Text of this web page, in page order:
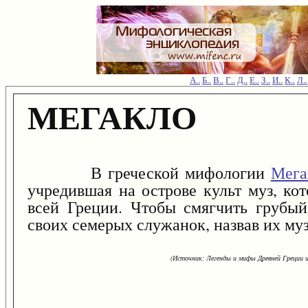
А..Б..В..Г..Д..Е..З..И..К..Л..
МЕГАКЛО
В греческой мифологии
учредившая на острове культ муз,
всей Греции. Чтобы смягчить
своих семерых служанок, назвав их
(Источник: Легенды и мифы Древней